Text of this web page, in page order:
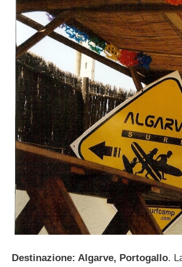
Destinazione: Algarve, Portogallo.